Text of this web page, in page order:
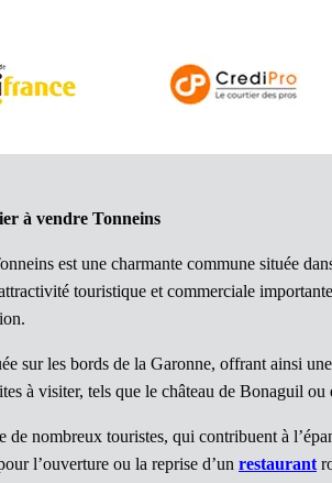
à vendre Tonneins
est une charmante commune située
touristique et commerciale
sur les bords de la Garonne, offrant ainsi
à visiter, tels que le château de Bonaguil ou
de nombreux touristes, qui contribuent à
l’ouverture ou la reprise d’un restaurant